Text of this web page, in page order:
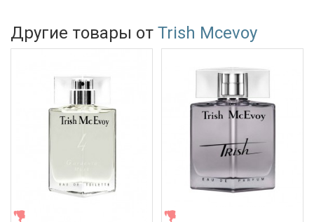
Другие товары от Trish Mcevoy